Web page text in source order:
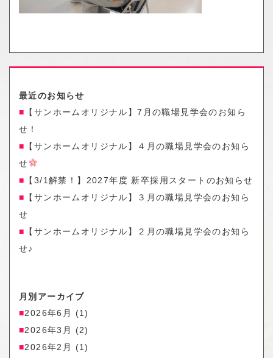
最近のお知らせ
【サンホームオリジナル】7月の職場見学会のお知ら
せ！
【サンホームオリジナル】４月の職場見学会のお知ら
せ
【3/1解禁！】2027年度 新卒採用スタートのお知らせ
【サンホームオリジナル】３月の職場見学会のお知ら
せ
【サンホームオリジナル】２月の職場見学会のお知ら
せ♪
月別アーカイブ
2026年6月
(1)
2026年3月
(2)
2026年2月
(1)